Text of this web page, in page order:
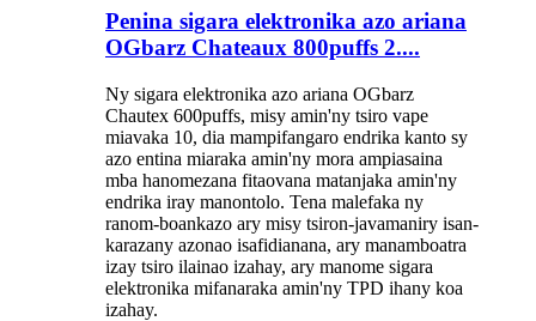
Penina sigara elektronika azo ariana
OGbarz Chateaux 800puffs 2....
Ny sigara elektronika azo ariana OGbarz
Chautex 600puffs, misy amin'ny tsiro vape
miavaka 10, dia mampifangaro endrika kanto sy
azo entina miaraka amin'ny mora ampiasaina
mba hanomezana fitaovana matanjaka amin'ny
endrika iray manontolo. Tena malefaka ny
ranom-boankazo ary misy tsiron-javamaniry isan-
karazany azonao isafidianana, ary manamboatra
izay tsiro ilainao izahay, ary manome sigara
elektronika mifanaraka amin'ny TPD ihany koa
izahay.